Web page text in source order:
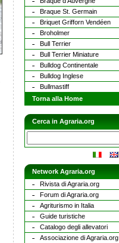
Braque St. Germain
Briquet Grifforn Vendéen
Broholmer
Bull Terrier
Bull Terrier Miniature
Bulldog Continentale
Bulldog Inglese
Bullmastiff
Torna alla Home
Cerca in Agraria.org
Network Agraria.org
Rivista di Agraria.org
Forum di Agraria.org
Agriturismo in Italia
Guide turistiche
Catalogo degli allevatori
Associazione di Agraria.org